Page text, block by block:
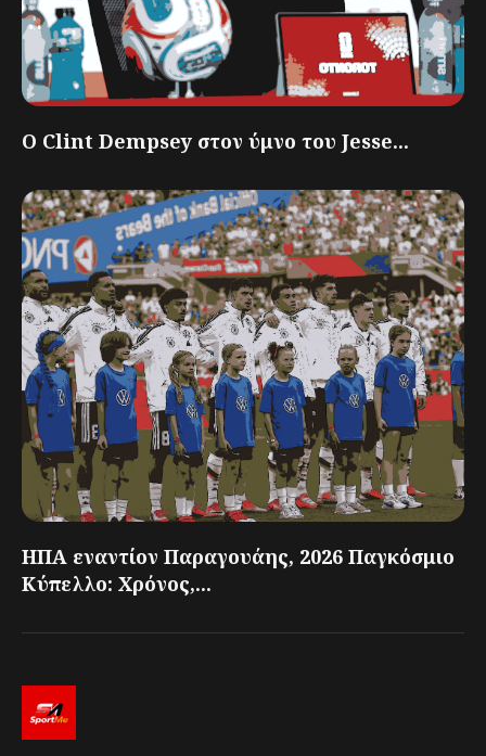
Ο Clint Dempsey στον ύμνο του Jesse...
ΗΠΑ εναντίον Παραγουάης, 2026 Παγκόσμιο
Κύπελλο: Χρόνος,...